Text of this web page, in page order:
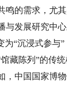
鸣的需求，尤
与发展研究中
“沉浸式参与
陈列”的传统
，中国国家博